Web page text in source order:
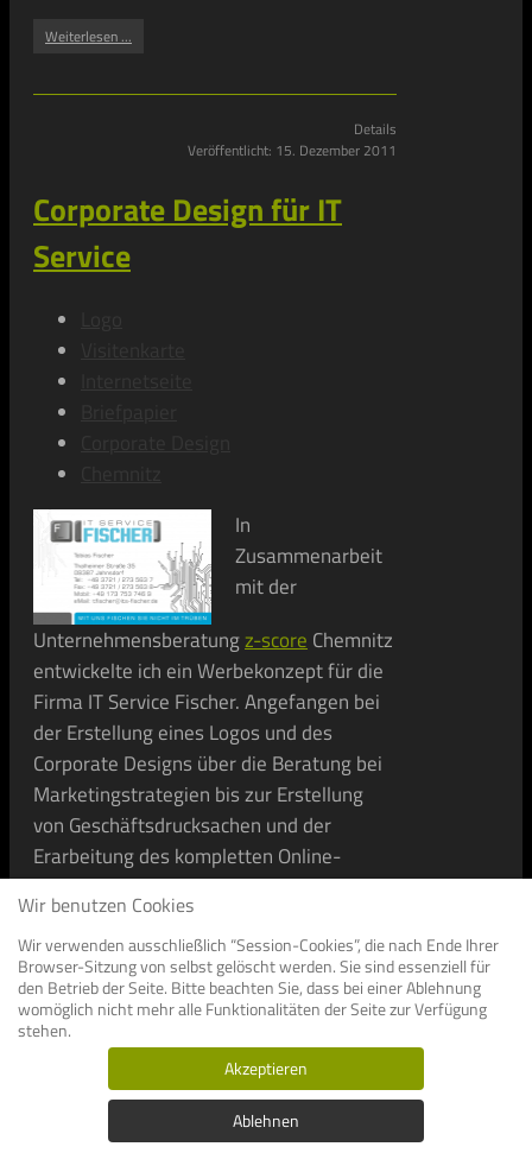
Weiterlesen ...
Details
Veröffentlicht: 15. Dezember 2011
Corporate Design für IT
Service
In
Zusammenarbeit
mit der
Unternehmensberatungz-score Chemnitz
entwickelte ich ein Werbekonzept für die
Firma IT Service Fischer. Angefangen bei
der Erstellung eines Logos und des
Corporate Designs über die Beratung bei
Marketingstrategien bis zur Erstellung
von Geschäftsdrucksachen und der
Erarbeitung des kompletten Online-
Auftrittes vertraute ITS Fischer meiner
Werbeagentur.
Weiterlesen ...
Datenschutz
Wir benutzen Cookies
Wir verwenden ausschließlich “Session-Cookies”, die nach Ende Ihrer
Browser-Sitzung von selbst gelöscht werden. Sie sind essenziell für
den Betrieb der Seite. Bitte beachten Sie, dass bei einer Ablehnung
womöglich nicht mehr alle Funktionalitäten der Seite zur Verfügung
stehen.
Akzeptieren
Ablehnen